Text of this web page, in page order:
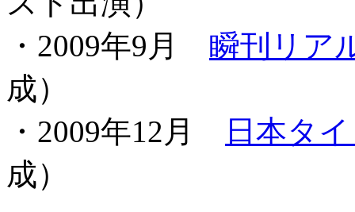
・2009年9月 瞬刊リア
成）
・2009年12月
日本タ
成）